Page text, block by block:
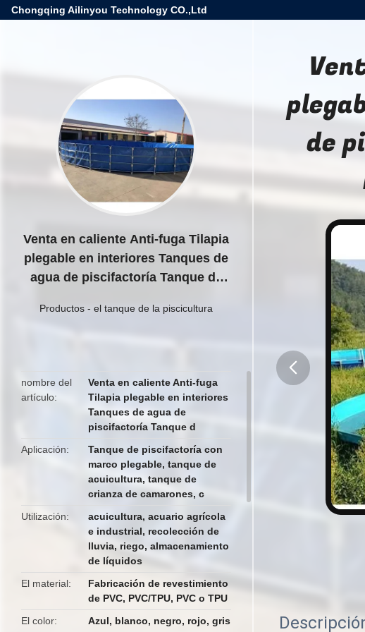
Chongqing Ailinyou Technology CO.,Ltd
Venta en caliente Anti-fuga Tilapia
plegable en interiores Tanques de
agua de piscifactoría Tanque de
plegable
Productos - el tanque de la piscicultura
nombre del
artículo
Venta en caliente Anti-fuga
Tilapia plegable en interiores
Tanques de agua de
piscifactoría Tanque d
Aplicación
Tanque de piscifactoría con
marco plegable, tanque de
acuicultura, tanque de
crianza de camarones, c
Utilización
acuicultura, acuario agrícola
e industrial, recolección de
lluvia, riego, almacenamiento
de líquidos
El material
Fabricación de revestimiento
de PVC, PVC/TPU, PVC o TPU
El color
Azul, blanco, negro, rojo, gris
de